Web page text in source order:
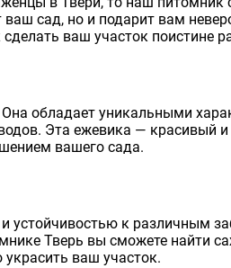
сад, но и подарит вам
ваш участок поистине
обладает уникальными
Эта ежевика — красивый
вашего сада.
устойчивостью к различным
Тверь вы сможете найти
ваш участок.